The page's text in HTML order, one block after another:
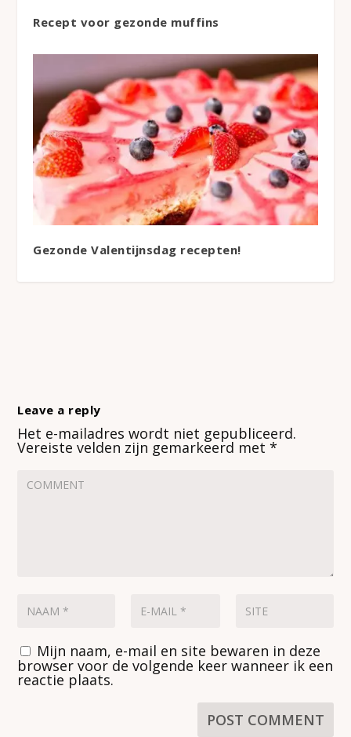
Recept voor gezonde muffins
Gezonde Valentijnsdag recepten!
Leave a reply
Het e-mailadres wordt niet gepubliceerd.
Vereiste velden zijn gemarkeerd met*
Mijn naam, e-mail en site bewaren in deze
browser voor de volgende keer wanneer ik een
reactie plaats.